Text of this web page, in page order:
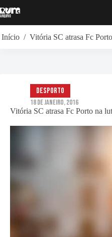
para
Início / Vitória SC atrasa Fc
Vitória SC atrasa Fc Porto na
Desporto
18 de Janeiro, 2016